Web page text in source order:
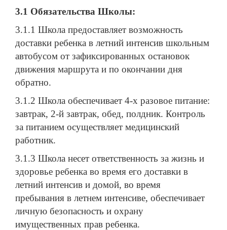
3.1 Обязательства Школы:
3.1.1 Школа предоставляет возможность
доставки ребенка в летний интенсив школьным
автобусом от зафиксированных остановок
движения маршрута и по окончании дня
обратно.
3.1.2 Школа обеспечивает 4-х разовое питание:
завтрак, 2-й завтрак, обед, полдник. Контроль
за питанием осуществляет медицинский
работник.
3.1.3 Школа несет ответственность за жизнь и
здоровье ребенка во время его доставки в
летний интенсив и домой, во время
пребывания в летнем интенсиве, обеспечивает
личную безопасность и охрану
имущественных прав ребенка.